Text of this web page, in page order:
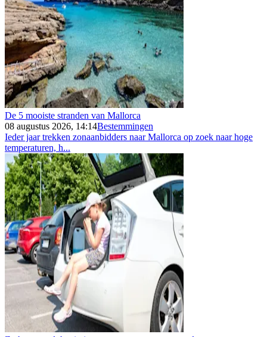
De 5 mooiste stranden van Mallorca
08 augustus 2026, 14:14Bestemmingen
Ieder jaar trekken zonaanbidders naar Mallorca op zoek naar hoge
temperaturen, h...